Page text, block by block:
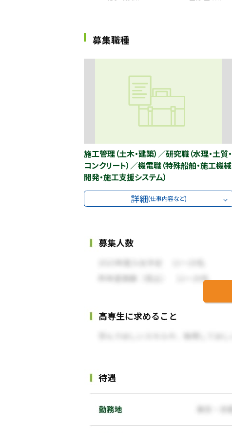
募集職種
施工管理（土木・建築）／研究職（水理・土質・
コンクリート）／機電職（特殊船舶・施工機械
開発・施工支援システム）
詳細(仕事内容など)